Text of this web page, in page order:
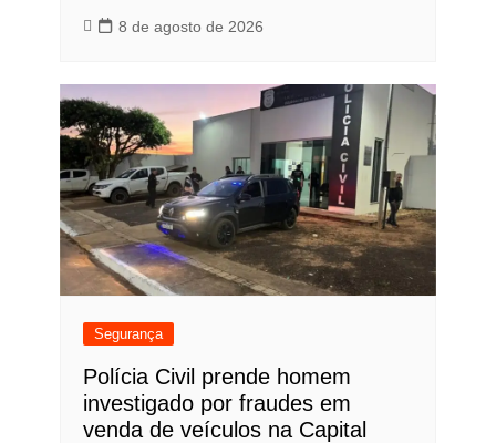
8 de agosto de 2026
Segurança
Polícia Civil prende homem
investigado por fraudes em
venda de veículos na Capital